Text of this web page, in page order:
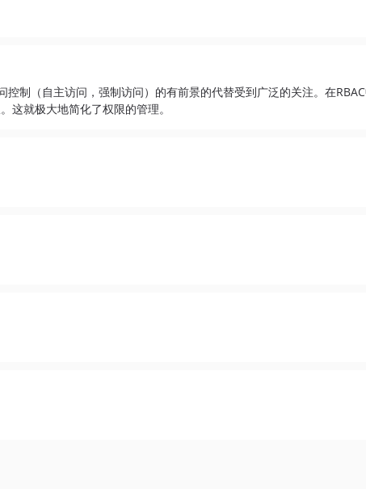
制（自主访问，强制访问）的有前景的代替受到广泛的关注。在
这就极大地简化了权限的管理。